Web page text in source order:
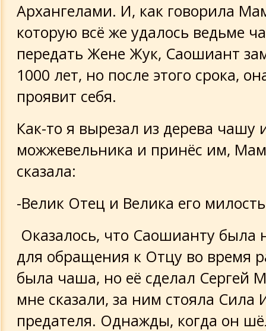
Архангелами. И, как говорила
которую всё же удалось ведьме
передать Жене Жук, Саошиант
1000 лет, но после этого срока,
проявит себя.
Как-то я вырезал из дерева чашу
можжевельника и принёс им,
сказала:
-Велик Отец и Велика его
Оказалось, что Саошианту
для обращения к Отцу во время
была чаша, но её сделал Сергей
мне сказали, за ним стояла Сила
предателя. Однажды, когда он